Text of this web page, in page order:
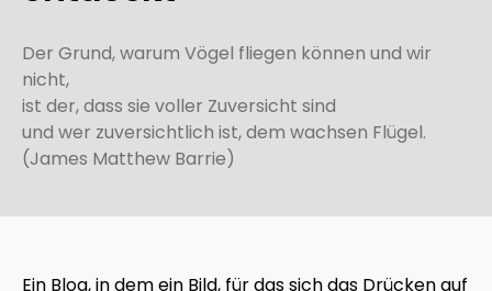
Der Grund, warum Vögel fliegen können und wir
nicht,
ist der, dass sie voller Zuversicht sind
und wer zuversichtlich ist, dem wachsen Flügel.
(James Matthew Barrie)
Ein Blog, in dem ein Bild, für das sich das Drücken auf